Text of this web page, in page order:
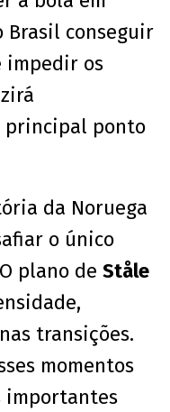
Brasil conseguir
impedir os
principal ponto
da Noruega
o único
plano de Ståle
transições.
momentos
importantes